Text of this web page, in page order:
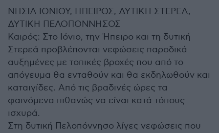
ΝΗΣΙΑ ΙΟΝΙΟΥ, ΗΠΕΙΡΟΣ, ΔΥΤΙΚΗ ΣΤΕΡΕΑ,
ΔΥΤΙΚΗ ΠΕΛΟΠΟΝΝΗΣΟΣ
Καιρός: Στο Ιόνιο, την Ήπειρο και τη δυτική
Στερεά προβλέπονται νεφώσεις παροδικά
αυξημένες με τοπικές βροχές που από το
απόγευμα θα ενταθούν και θα εκδηλωθούν και
καταιγίδες. Από τις βραδινές ώρες τα
φαινόμενα πιθανώς να είναι κατά τόπους
ισχυρά.
Στη δυτική Πελοπόννησο λίγες νεφώσεις που